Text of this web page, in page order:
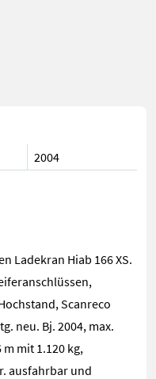
2004
Ladekran Hiab 166 XS.
Scanreco
neu. Bj. 2004, max.
mit 1.120 kg,
ausfahrbar und